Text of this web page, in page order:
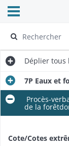
Ouvrir le menu
Déplier tous
7P Eaux et
Procès-
de la
Cote/Cotes